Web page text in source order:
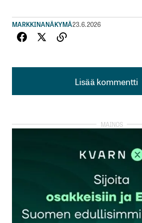
MARKKINANÄKYMÄ23.6.2026
Lisää kommentti
Lisää kommentti
rekisteröityä